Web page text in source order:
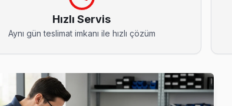
bu bölgesine teknik ekibimiz 1-2 saat içinde ulaşıyor,
Hızlı Servis
Aynı gün teslimat imkanı ile hızlı çözüm